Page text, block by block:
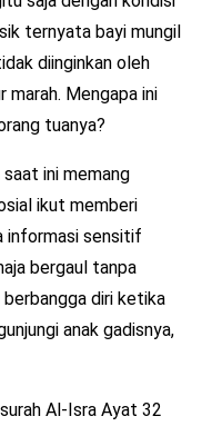
ternyata bayi mungil
diinginkan oleh
marah. Mengapa ini
tuanya?
ini memang
ikut memberi
informasi sensitif
bergaul tanpa
berbangga diri ketika
anak gadisnya,
Al-Isra Ayat 32